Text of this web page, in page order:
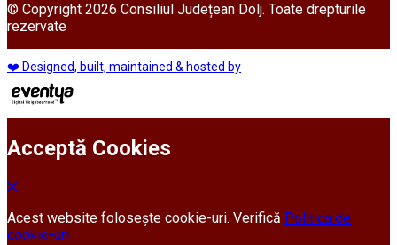
© Copyright 2026 Consiliul Județean Dolj. Toate drepturile
rezervate
❤️ Designed, built, maintained & hosted by
Acceptă Cookies
Acest website folosește cookie-uri. Verifică Politica de
cookie-uri